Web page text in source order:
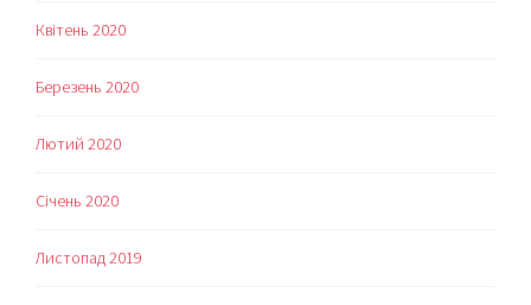
Квітень 2020
Березень 2020
Лютий 2020
Січень 2020
Листопад 2019